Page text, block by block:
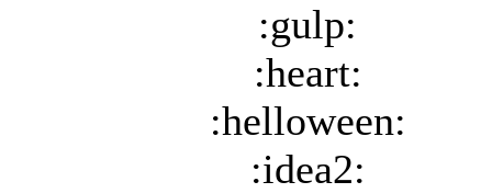
:gulp:
:heart:
:helloween:
:idea2: